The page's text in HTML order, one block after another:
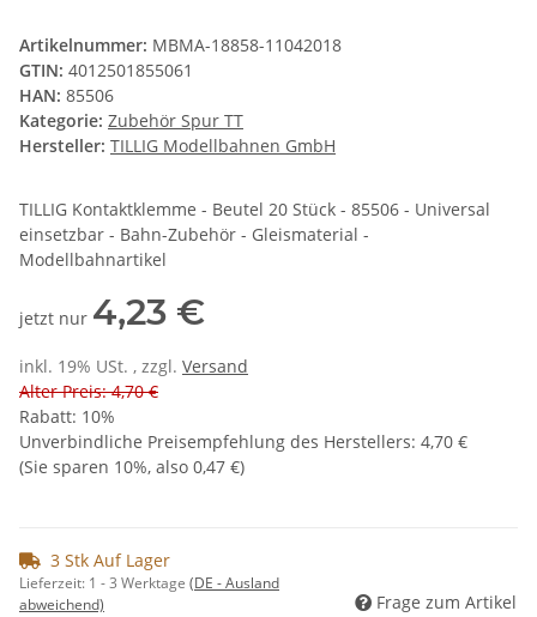
Artikelnummer: MBMA-18858-11042018
GTIN: 4012501855061
HAN: 85506
Kategorie: Zubehör Spur TT
Hersteller: TILLIG Modellbahnen GmbH
TILLIG Kontaktklemme - Beutel 20 Stück - 85506 - Universal
einsetzbar - Bahn-Zubehör - Gleismaterial -
Modellbahnartikel
jetzt nur 4,23 €
inkl. 19% USt. , zzgl. Versand
Alter Preis: 4,70 €
Rabatt: 10%
Unverbindliche Preisempfehlung des Herstellers: 4,70 €
(Sie sparen 10%, also 0,47 €)
3 Stk Auf Lager
Lieferzeit: 1 - 3 Werktage (DE - Ausland
abweichend)
Frage zum Artikel